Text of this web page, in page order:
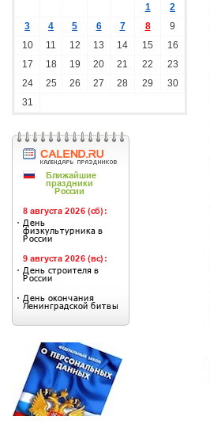
1
2
3
4 5 6 7 8
9
10
11 12 13 14 15
16
17
18 19 20 21 22
23
24
25 26 27 28 29
30
31